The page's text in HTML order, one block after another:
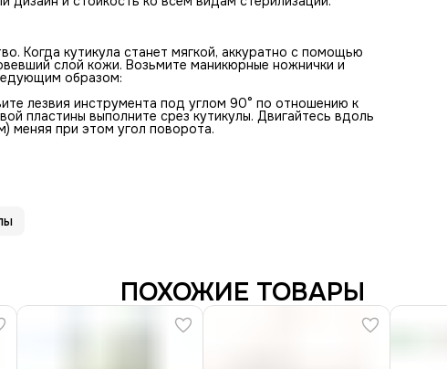
Когда кутикула станет мягкой, аккуратно с помощью
слой кожи. Возьмите маникюрные ножнички и
образом:
лезвия инструмента под углом 90° по отношению к
пластины выполните срез кутикулы. Двигайтесь вдоль
меняя при этом угол поворота.
ПОХОЖИЕ ТОВАРЫ